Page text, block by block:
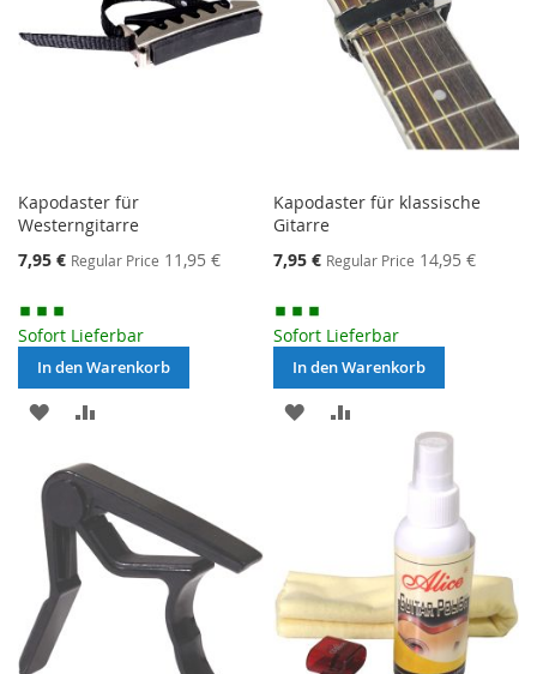
Kapodaster für
Westerngitarre
Special
7,95 € Regular Price 11,95 €
Sofort Lieferbar
In den Warenkorb
MERKEN
HINZUFÜGEN
Kapodaster für klassische
Gitarre
Special
7,95 € Regular Price 14,95 €
Sofort Lieferbar
In den Warenkorb
MERKEN
VERGLEICHSLISTE
HINZUFÜGEN